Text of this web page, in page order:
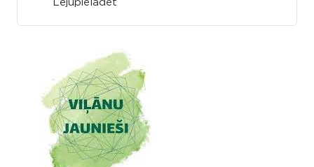
Lejupielādēt